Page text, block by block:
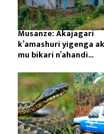
Musanze: Akajagari
k’amashuri yigenga
mu bikari n’ahandi...